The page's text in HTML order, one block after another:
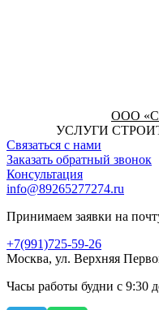
ООО
УСЛУГИ
Связаться с нами
Заказать обратный звонок
Консультация
info@89265277274.ru
Принимаем заявки на
+7(991)725-59-26
Москва, ул. Верхняя
Часы работы будни с 9:30